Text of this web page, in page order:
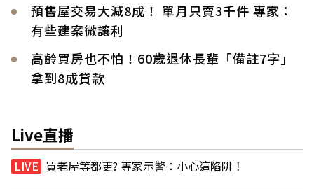
預售屋交易大減8成！ 單月只賣3千件 專家：
有些建案微讓利
高齡買房也不怕！60歲退休長輩「備註7字」
拿到8成貸款
Live直播
買老屋等都更? 專家示警：小心這陷阱！